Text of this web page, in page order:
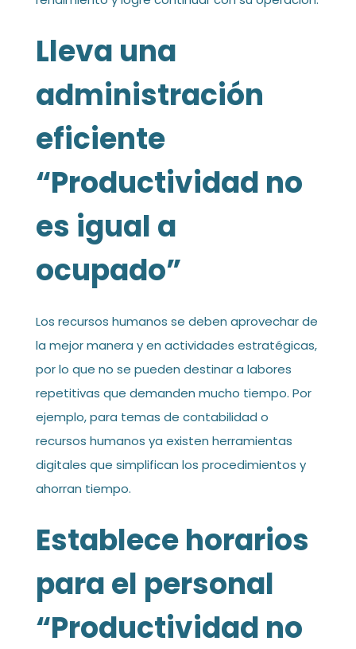
Lleva una
administración
eficiente
“Productividad no
es igual a
ocupado”
Los recursos humanos se deben aprovechar de
la mejor manera y en actividades estratégicas,
por lo que no se pueden destinar a labores
repetitivas que demanden mucho tiempo. Por
ejemplo, para temas de contabilidad o
recursos humanos ya existen herramientas
digitales que simplifican los procedimientos y
ahorran tiempo.
Establece horarios
para el personal
“Productividad no